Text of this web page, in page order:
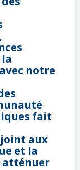
notre
fait
aux
et la
atténuer